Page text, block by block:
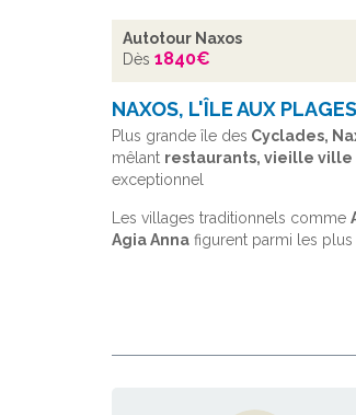
Autotour Naxos
Dès 1840€
NAXOS, L'ÎLE AUX
Plus grande île des Cyclades,
mêlant restaurants, vieille
exceptionnel
Les villages traditionnels comme
Agia Anna figurent parmi les